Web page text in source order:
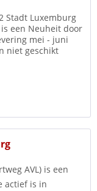
Stadt Luxemburg
is een Neuheit door
mei - juni
niet geschikt
AVL) is een
actief is in